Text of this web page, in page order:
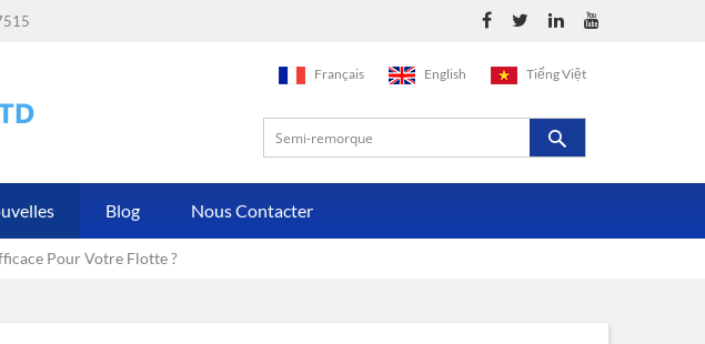
Français English Tiếng Việt
Blog Nous Contacter
Pour Votre Flotte ?